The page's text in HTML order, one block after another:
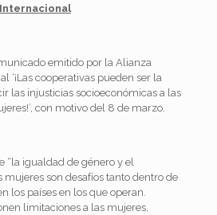
emitido por la Alianza
‘¡Las cooperativas pueden ser la
las injusticias socioeconómicas a las
con motivo del 8 de marzo.
“la igualdad de género y el
son desafíos tanto dentro de
los países en los que operan.
limitaciones a las mujeres,